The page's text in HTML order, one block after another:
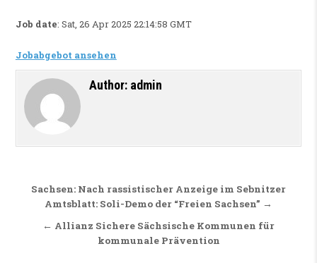
Job date: Sat, 26 Apr 2025 22:14:58 GMT
Jobabgebot ansehen
Author: admin
Beitragsnavigation
Sachsen: Nach rassistischer Anzeige im Sebnitzer
Amtsblatt: Soli-Demo der “Freien Sachsen” →
← Allianz Sichere Sächsische Kommunen für
kommunale Prävention